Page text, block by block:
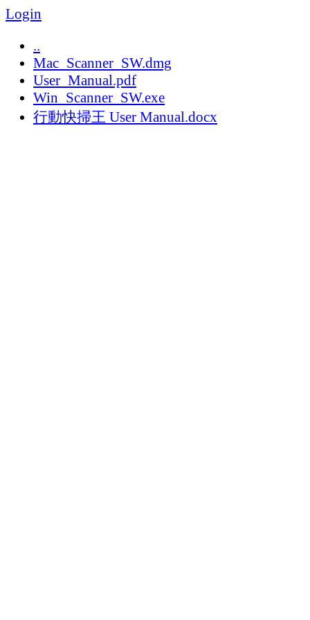
Login
..
Mac_Scanner_SW.dmg
User_Manual.pdf
Win_Scanner_SW.exe
行動快掃王 User Manual.docx